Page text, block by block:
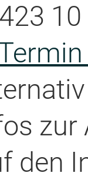
zur
den